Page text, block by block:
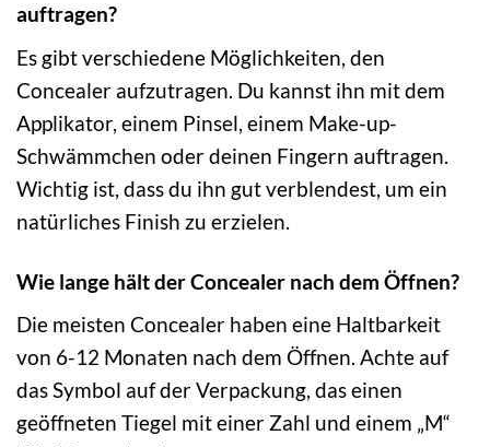
auftragen?
Es gibt verschiedene Möglichkeiten, den
Concealer aufzutragen. Du kannst ihn mit dem
Applikator, einem Pinsel, einem Make-up-
Schwämmchen oder deinen Fingern auftragen.
Wichtig ist, dass du ihn gut verblendest, um ein
natürliches Finish zu erzielen.
Wie lange hält der Concealer nach dem Öffnen?
Die meisten Concealer haben eine Haltbarkeit
von 6-12 Monaten nach dem Öffnen. Achte auf
das Symbol auf der Verpackung, das einen
geöffneten Tiegel mit einer Zahl und einem „M“